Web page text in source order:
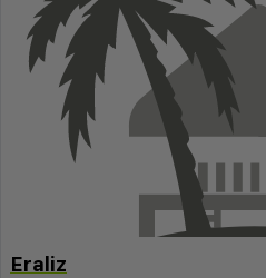
Eraliz